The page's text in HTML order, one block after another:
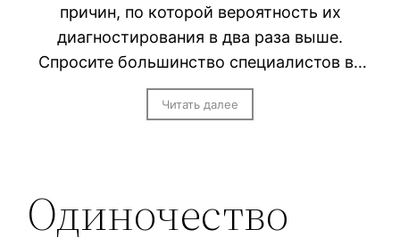
причин, по которой вероятность их
диагностирования в два раза выше.
Спросите большинство специалистов в…
Читать далее
Одиночество